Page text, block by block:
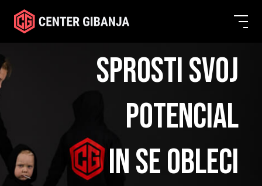
SPROSTI SVOJ
POTENCIAL
IN SE OBLECI